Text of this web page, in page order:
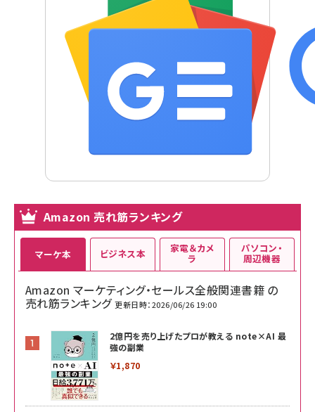
Amazon 売れ筋ランキング
マーケ本
Amazon マーケティング・セールス全般関連書籍 の
売れ筋ランキング 更新日時：2026/06/26 19:00
2億円を売り上げたプロが教える note×AI 最
強の副業
￥1,870
ビジネス本 家電＆カメ
ラ
パソコン・
周辺機器